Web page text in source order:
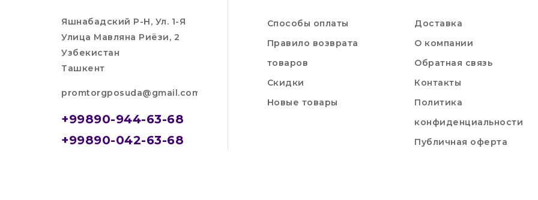
Яшнабадский Р-Н, Ул. 1-Я
Улица Мавляна Риёзи, 2
Узбекистан
Ташкент
promtorgposuda@gmail.com
+99890-944-63-68
+99890-042-63-68
Способы оплаты
Правило возврата
товаров
Скидки
Новые товары
Доставка
О компании
Обратная связь
Контакты
Политика
конфиденциальности
Публичная оферта